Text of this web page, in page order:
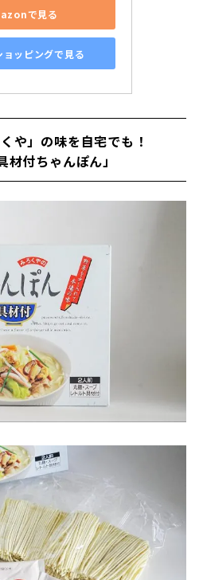
で見る
ッピングで見る
や」の味を自宅でも！
材付ちゃんぽん」